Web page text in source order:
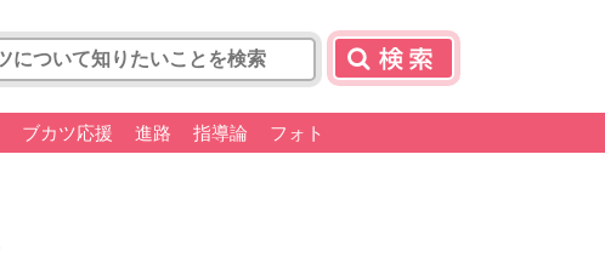
ブカツ応援 進路 指導論 フォト